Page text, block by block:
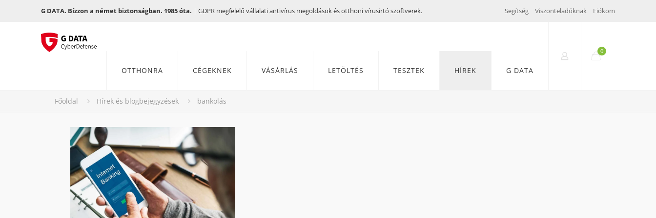
G DATA. Bízzon a német biztonságban. 1985 óta. | GDPR megfelelő vállalati antivírus megoldások és otthoni vírusirtó szoftverek. Segítség Viszonteladóknak Fiókom
OTTHONRA CÉGEKNEK VÁSÁRLÁS LETÖLTÉS TESZTEK HÍREK G DATA
0
Főoldal Hírek és blogbejegyzések bankolás